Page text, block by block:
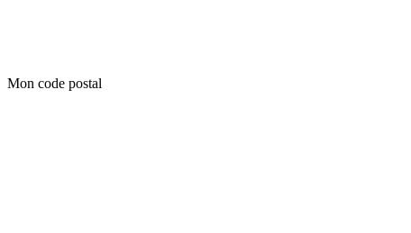
Mon code postal